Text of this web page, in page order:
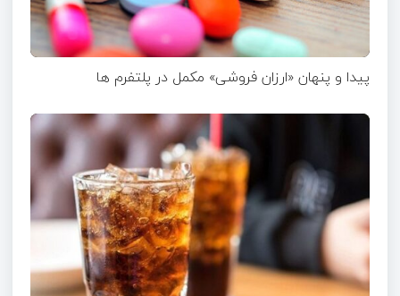
پیدا و پنهان «ارزان فروشی» مکمل در پلتفرم ها